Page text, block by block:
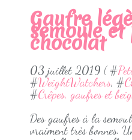
Gaufre
semoule
chocolat
03 juillet 2019 ( #
#WeightWatchers, #
#Crêpes, gaufres et
Des gaufres à la
vraiment très bonnes.